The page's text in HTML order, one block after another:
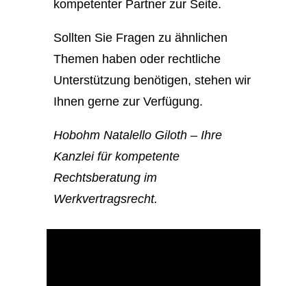
kompetenter Partner zur Seite.
Sollten Sie Fragen zu ähnlichen
Themen haben oder rechtliche
Unterstützung benötigen, stehen wir
Ihnen gerne zur Verfügung.
Hobohm Natalello Giloth – Ihre
Kanzlei für kompetente
Rechtsberatung im
Werkvertragsrecht.